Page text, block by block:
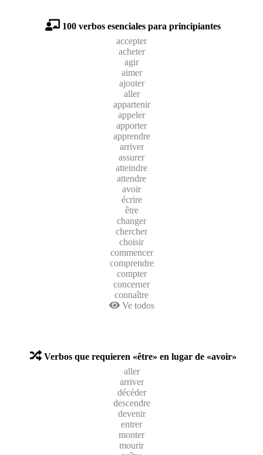
100 verbos esenciales para principiantes
accepter
acheter
agir
aimer
ajouter
aller
appartenir
appeler
apporter
apprendre
arriver
assurer
atteindre
attendre
avoir
écrire
être
changer
chercher
choisir
commencer
comprendre
compter
concerner
connaître
Ve todos
Verbos que requieren «être» en lugar de «avoir»
aller
arriver
décéder
descendre
devenir
entrer
monter
mourir